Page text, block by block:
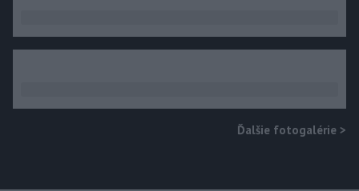
Ďalšie fotogalérie >